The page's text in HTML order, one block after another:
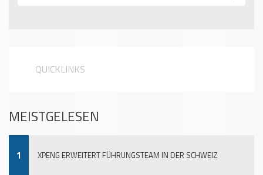
QUICKLINKS
MEISTGELESEN
1 XPENG ERWEITERT FÜHRUNGSTEAM IN DER SCHWEIZ